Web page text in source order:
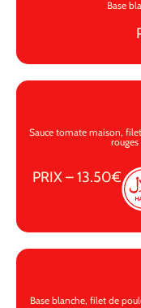
Base
Sauce tomate maison,
PRIX – 13.50€
Base blanche, filet de